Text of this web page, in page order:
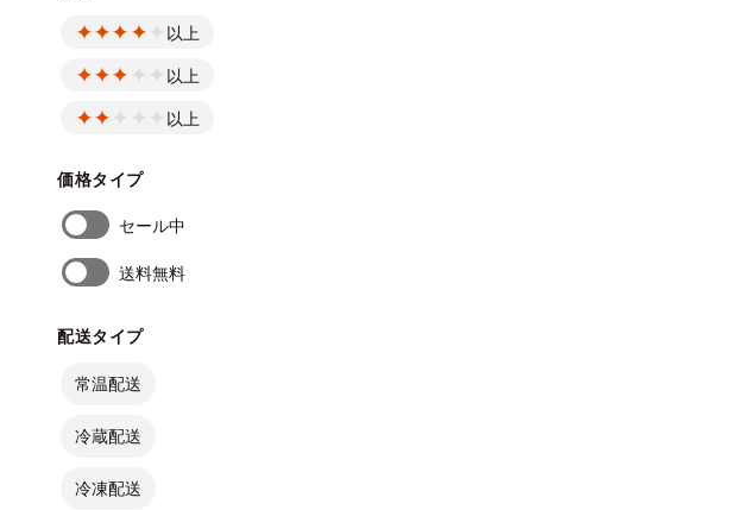
以上
以上
以上
価格タイプ
セール中
送料無料
配送タイプ
常温配送
冷蔵配送
冷凍配送